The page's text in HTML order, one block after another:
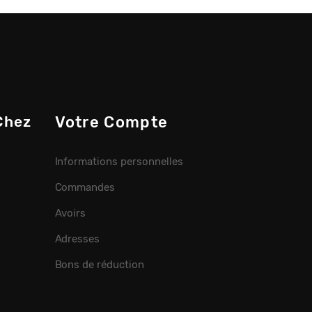
Votre Compte
Informations personnelles
Commandes
Avoirs
Adresses
Bons de réduction